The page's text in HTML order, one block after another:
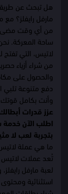
هل تبحث عن
مارفل رايفلز؟
من أي وقت مضى،
ساحة المعركة.
لاتيس، التي تفتح
من شراء أزياء
والحصول على
دفع متنوعة تلبي
وأنت بكامل قوتك.
عزز قدرات
اطلب الآن
بتجربة لعب لا
ما هي عملة
لعبة مارفل
استثنائية